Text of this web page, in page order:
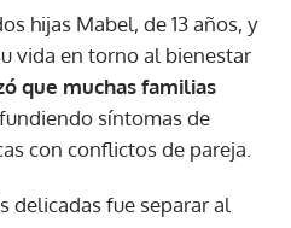
hijas Mabel, de 13 años, y
vida en torno al bienestar
que muchas familias
síntomas de
con conflictos de pareja.
delicadas fue separar al